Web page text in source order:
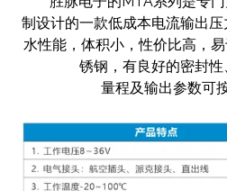
制设计的一款低成本电流输出
水性能，体积小，性价比高，
锈钢，有良好的密封性
量程及输出参数可按